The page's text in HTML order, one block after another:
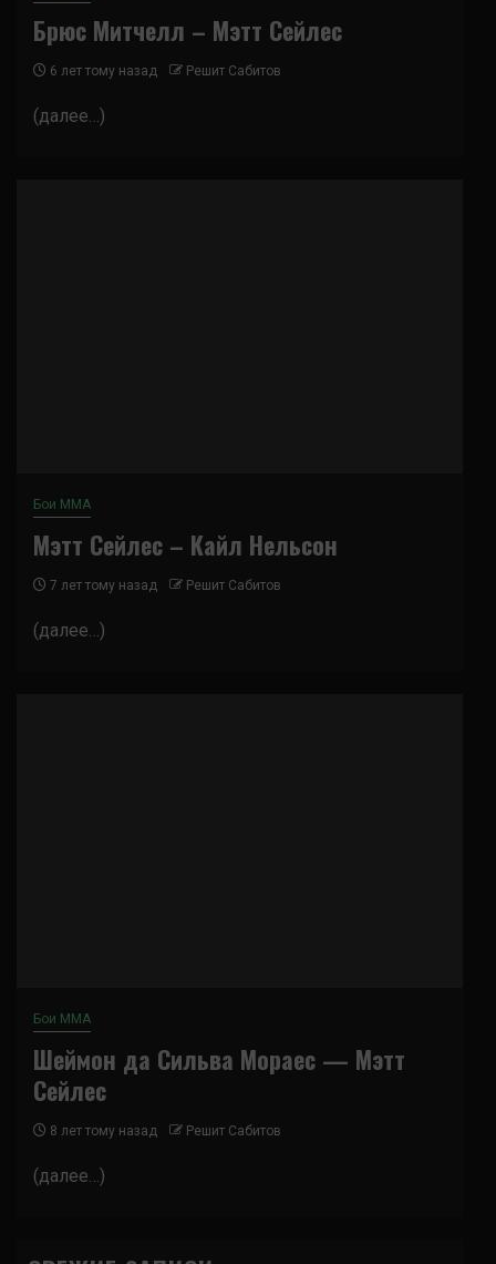
Брюс Митчелл – Мэтт Сейлес
6 лет тому назад Решит Сабитов
(далее…)
Бои ММА
Мэтт Сейлес – Кайл Нельсон
7 лет тому назад Решит Сабитов
(далее…)
Бои ММА
Шеймон да Сильва Мораес — Мэтт
Сейлес
8 лет тому назад Решит Сабитов
(далее…)